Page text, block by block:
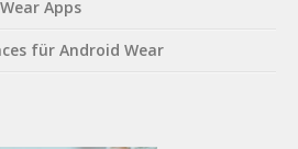
Apps
für Android Wear